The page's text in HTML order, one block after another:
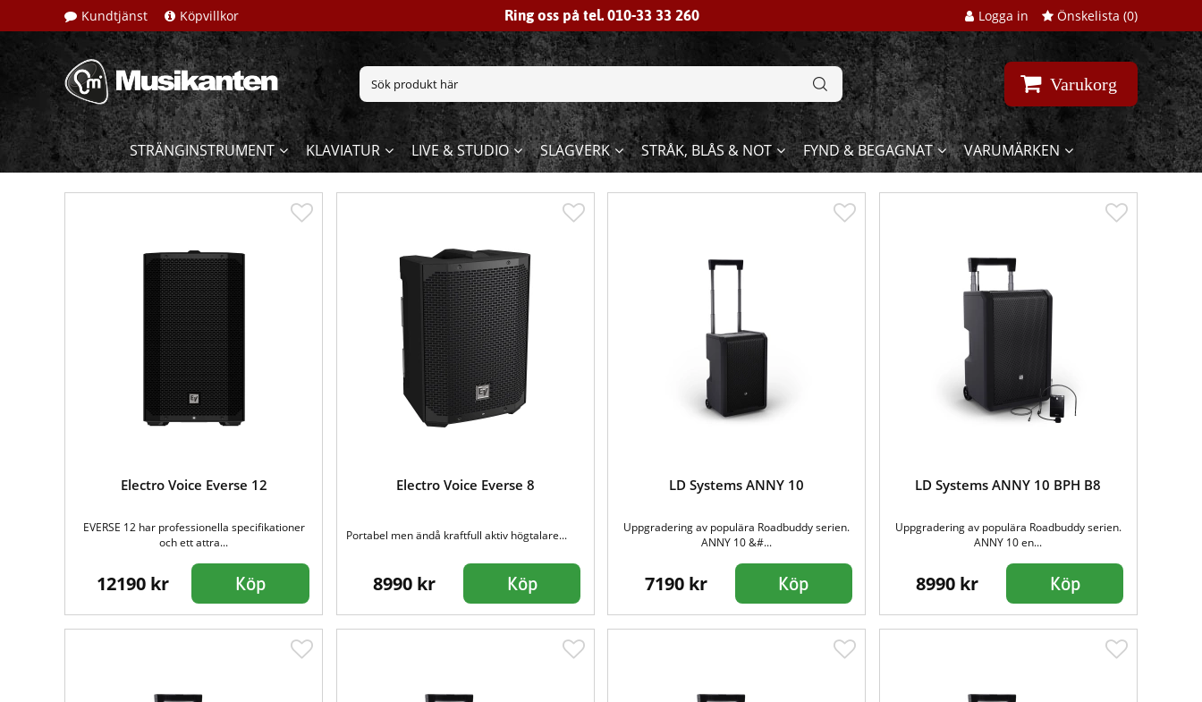
Kundtjänst Köpvillkor Ring oss på tel. 010-33 33 260 Logga in Önskelista (0)
Varukorg
STRÄNGINSTRUMENT KLAVIATUR LIVE & STUDIO SLAGVERK STRÅK, BLÅS & NOT FYND & BEGAGNAT VARUMÄRKEN
Electro Voice Everse 12
EVERSE 12 har professionella specifikationer
och ett attra...
12190 kr Köp
Electro Voice Everse 8
Portabel men ändå kraftfull aktiv högtalare...
8990 kr Köp
LD Systems ANNY 10
Uppgradering av populära Roadbuddy serien.
ANNY 10 &#...
7190 kr Köp
LD Systems ANNY 10 BPH B8
Uppgradering av populära Roadbuddy serien.
ANNY 10 en...
8990 kr Köp